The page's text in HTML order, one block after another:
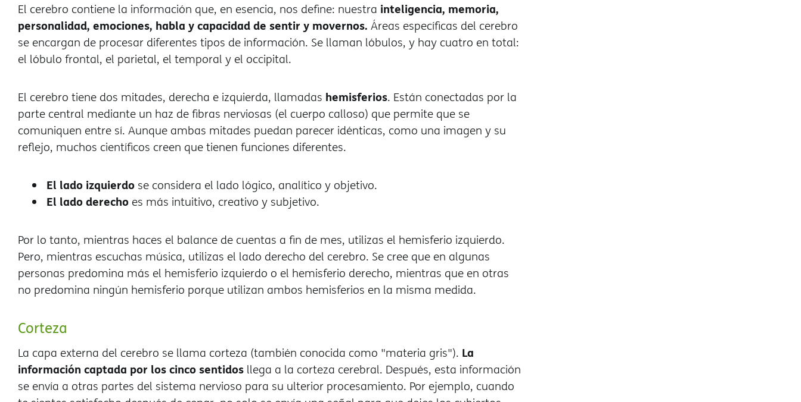
El cerebro contiene la información que, en esencia, nos define: nuestra inteligencia, memoria,
personalidad, emociones, habla y capacidad de sentir y movernos. Áreas específicas del cerebro
se encargan de procesar diferentes tipos de información. Se llaman lóbulos, y hay cuatro en total:
el lóbulo frontal, el parietal, el temporal y el occipital.
El cerebro tiene dos mitades, derecha e izquierda, llamadas hemisferios. Están conectadas por la
parte central mediante un haz de fibras nerviosas (el cuerpo calloso) que permite que se
comuniquen entre sí. Aunque ambas mitades puedan parecer idénticas, como una imagen y su
reflejo, muchos científicos creen que tienen funciones diferentes.
El lado izquierdo se considera el lado lógico, analítico y objetivo.
El lado derecho es más intuitivo, creativo y subjetivo.
Por lo tanto, mientras haces el balance de cuentas a fin de mes, utilizas el hemisferio izquierdo.
Pero, mientras escuchas música, utilizas el lado derecho del cerebro. Se cree que en algunas
personas predomina más el hemisferio izquierdo o el hemisferio derecho, mientras que en otras
no predomina ningún hemisferio porque utilizan ambos hemisferios en la misma medida.
Corteza
La capa externa del cerebro se llama corteza (también conocida como "materia gris"). La
información captada por los cinco sentidos llega a la corteza cerebral. Después, esta información
se envía a otras partes del sistema nervioso para su ulterior procesamiento. Por ejemplo, cuando